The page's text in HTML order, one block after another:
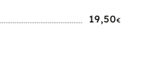
19,50€